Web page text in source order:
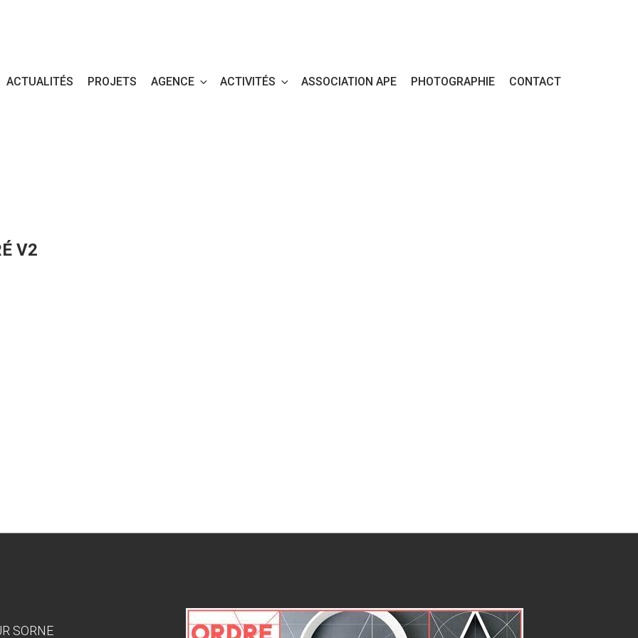
ACTUALITÉS PROJETS AGENCE ACTIVITÉS ASSOCIATION APE PHOTOGRAPHIE CONTACT
V2
SORNE